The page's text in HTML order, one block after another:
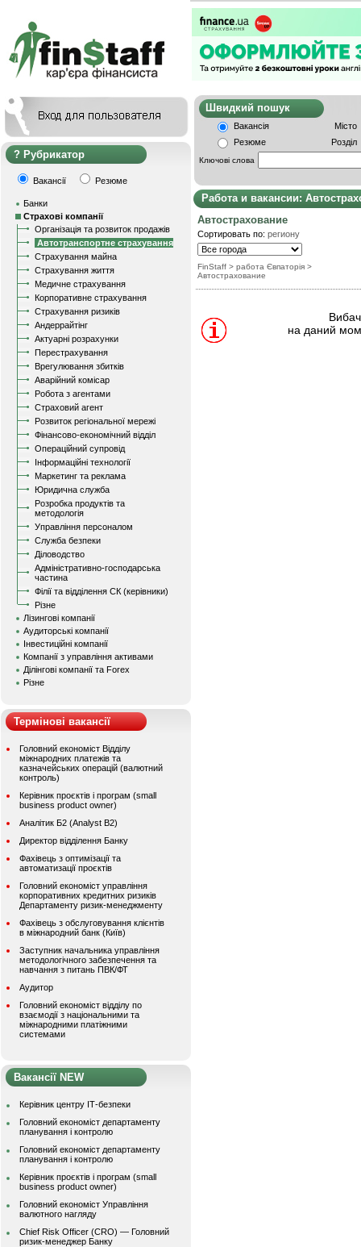
Рубрикатор
Вакансії Резюме
Банки
Страхові компанії
Організація та розвиток продажів
Автотранспортне страхування
Страхування майна
Страхування життя
Медичне страхування
Корпоративне страхування
Страхування ризиків
Андеррайтінг
Актуарні розрахунки
Перестрахування
Врегулювання збитків
Аварійний комісар
Робота з агентами
Страховий агент
Розвиток регіональної мережі
Фінансово-економічний відділ
Операційний супровід
Інформаційні технології
Маркетинг та реклама
Юридична служба
Розробка продуктів та
методологія
Управління персоналом
Служба безпеки
Діловодство
Адміністративно-господарська
частина
Філії та відділення СК (керівники)
Різне
Лізингові компанії
Аудиторські компанії
Інвестиційні компанії
Компанії з управління активами
Ділінгові компанії та Forex
Різне
Термінові вакансії
Головний економіст Відділу
міжнародних платежів та
казначейських операцій (валютний
контроль)
Керівник проєктів і програм (small
business product owner)
Аналітик Б2 (Analyst B2)
Директор відділення Банку
Фахівець з оптимізації та
автоматизації проєктів
Головний економіст управління
корпоративних кредитних ризиків
Департаменту ризик-менеджменту
Фахівець з обслуговування клієнтів
в міжнародний банк (Київ)
Заступник начальника управління
методологічного забезпечення та
навчання з питань ПВК/ФТ
Аудитор
Головний економіст відділу по
взаємодії з національними та
міжнародними платіжними
системами
Вакансії NEW
Керівник центру ІТ-безпеки
Головний економіст департаменту
планування і контролю
Головний економіст департаменту
планування і контролю
Керівник проєктів і програм (small
business product owner)
Головний економіст Управління
валютного нагляду
Chief Risk Officer (CRO) — Головний
ризик-менеджер Банку
Швидкий
Вакансія
Місто
Резюме
Розділ
Ключові слова
Работа и вакансии:
Автострахование
Сортировать по: региону
FinStaff > работа Євпаторія >
Автострахование
на даний